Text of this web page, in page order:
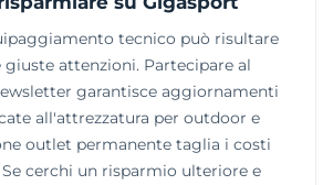
tecnico può risultare
giuste attenzioni. Partecipare al
garantisce aggiornamenti
all'attrezzatura per outdoor e
outlet permanente taglia i costi
cerchi un risparmio ulteriore e